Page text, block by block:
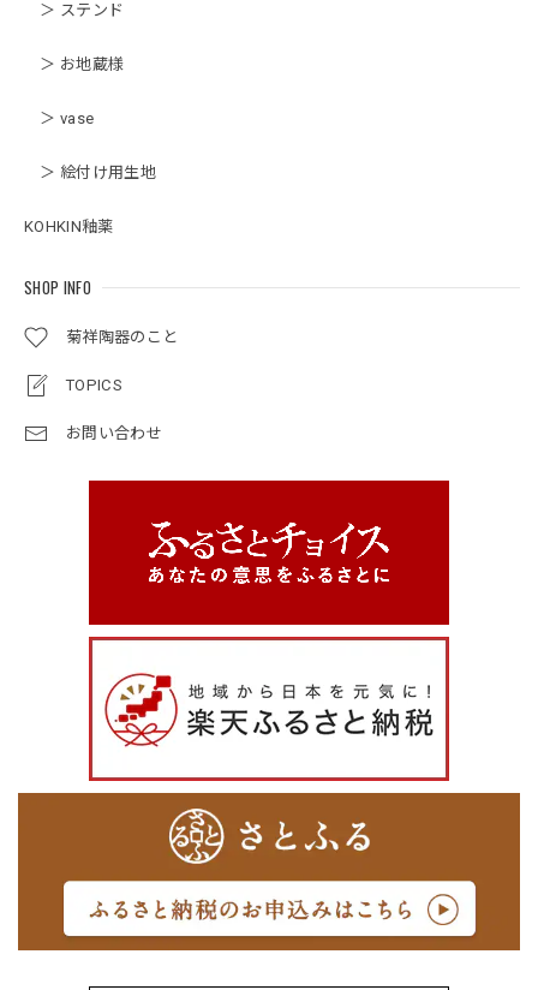
＞ ステンド
＞ お地蔵様
＞ vase
＞ 絵付け用生地
KOHKIN釉薬
SHOP INFO
菊祥陶器のこと
TOPICS
お問い合わせ